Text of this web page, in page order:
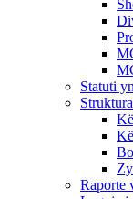
Statuti
Raporte